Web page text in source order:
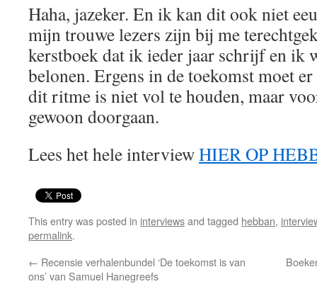
Haha, jazeker. En ik kan dit ook niet
mijn trouwe lezers zijn bij me
kerstboek dat ik ieder jaar schrijf en ik
belonen. Ergens in de toekomst moet
dit ritme is niet vol te houden, maar
gewoon doorgaan.
Lees het hele interviewHIER OP
This entry was posted in interviewsand tagged hebban,
permalink.
← Recensie verhalenbundel ‘De toekomst is van
ons’ van Samuel Hanegreefs